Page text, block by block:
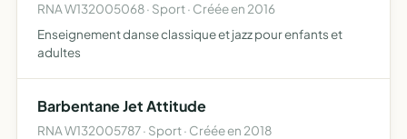
RNA W132005068 · Sport · Créée en 2016
Enseignement danse classique et jazz pour enfants et
adultes
Barbentane Jet Attitude
RNA W132005787 · Sport · Créée en 2018